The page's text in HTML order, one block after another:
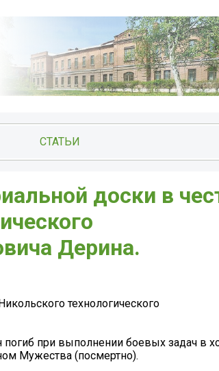
СТАТЬИ
доски в
Дерина.
технологического
при выполнении боевых задач в
Мужества (посмертно).